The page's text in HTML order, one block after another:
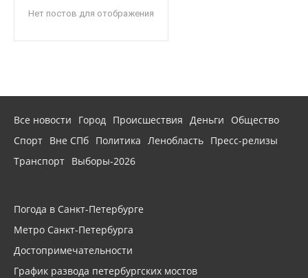
Нет постов для отображения
Все новости Город Происшествия Деньги
Общество
Спорт Вне СПб Политика Ленобласть Пресс-релизы
Транспорт Выборы-2026
Погода в Санкт-Петербурге
Метро Санкт-Петербурга
Достопримечательности
График развода петербургских мостов